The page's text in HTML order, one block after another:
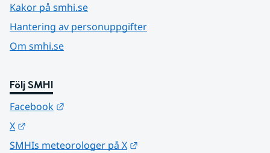
Kakor på smhi.se
Hantering av personuppgifter
Om smhi.se
Följ SMHI
Facebook
X
SMHIs meteorologer på X